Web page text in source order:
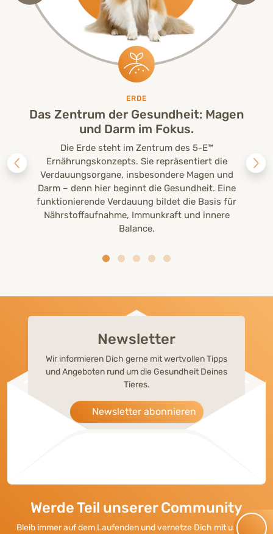
ERDE
Das Zentrum der Gesundheit: Magen
und Darm im Fokus.
Die Erde steht im Zentrum des 5-E™
Ernährungskonzepts. Sie repräsentiert die
Verdauungsorgane, insbesondere Magen und
Darm – denn hier beginnt die Gesundheit. Eine
funktionierende Verdauung bildet die Basis für
Nährstoffaufnahme, Immunkraft und innere
Balance.
Newsletter
Wir informieren Dich gerne mit wertvollen Tipps
und Angeboten rund um die Gesundheit Deines
Tieres.
Newsletter abonnieren
Werde Teil unserer Community
Bleib immer auf dem Laufenden und vernetze Dich mit uns auf